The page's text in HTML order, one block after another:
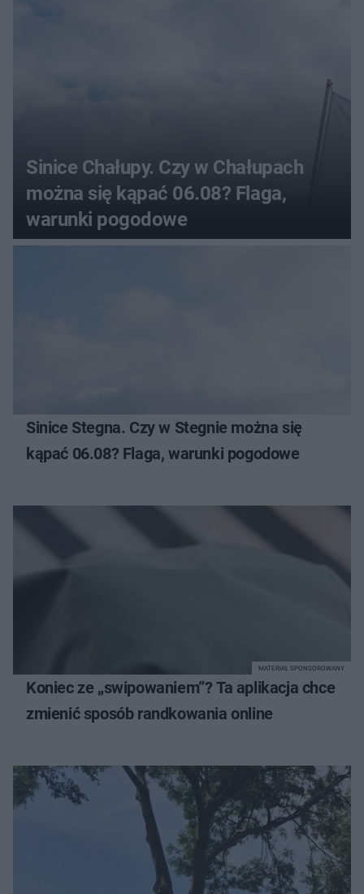
Sinice Chałupy. Czy w Chałupach
można się kąpać 06.08? Flaga,
warunki pogodowe
Sinice Stegna. Czy w Stegnie można się
kąpać 06.08? Flaga, warunki pogodowe
Koniec ze „swipowaniem”? Ta aplikacja chce
zmienić sposób randkowania online
MATERIAŁ SPONSOROWANY